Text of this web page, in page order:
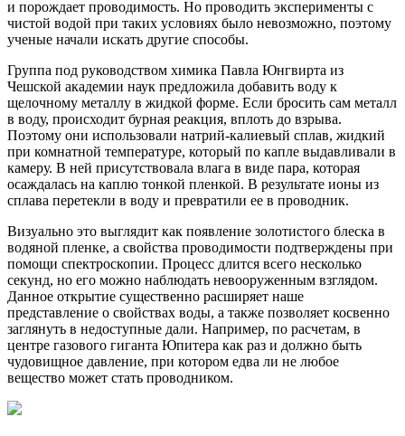
и порождает проводимость. Но проводить эксперименты с
чистой водой при таких условиях было невозможно, поэтому
ученые начали искать другие способы.
Группа под руководством химика Павла Юнгвирта из
Чешской академии наук предложила добавить воду к
щелочному металлу в жидкой форме. Если бросить сам металл
в воду, происходит бурная реакция, вплоть до взрыва.
Поэтому они использовали натрий-калиевый сплав, жидкий
при комнатной температуре, который по капле выдавливали в
камеру. В ней присутствовала влага в виде пара, которая
осаждалась на каплю тонкой пленкой. В результате ионы из
сплава перетекли в воду и превратили ее в проводник.
Визуально это выглядит как появление золотистого блеска в
водяной пленке, а свойства проводимости подтверждены при
помощи спектроскопии. Процесс длится всего несколько
секунд, но его можно наблюдать невооруженным взглядом.
Данное открытие существенно расширяет наше
представление о свойствах воды, а также позволяет косвенно
заглянуть в недоступные дали. Например, по расчетам, в
центре газового гиганта Юпитера как раз и должно быть
чудовищное давление, при котором едва ли не любое
вещество может стать проводником.